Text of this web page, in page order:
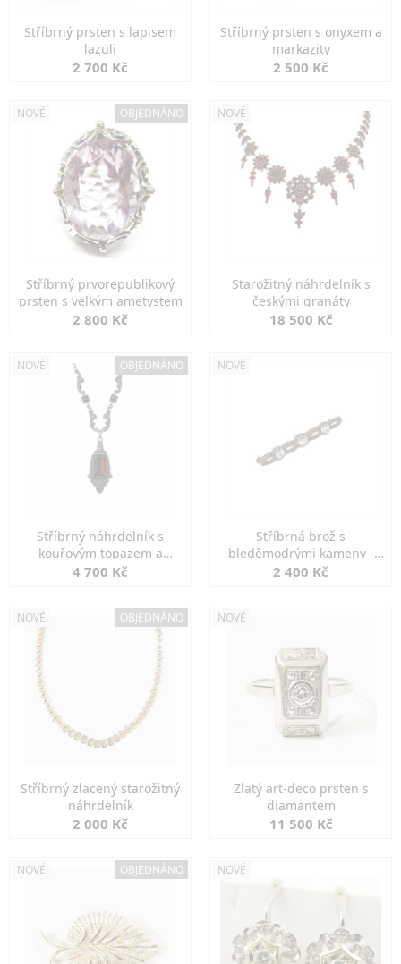
Stříbrný prsten s lapisem
lazuli
2 700 Kč
Stříbrný prsten s onyxem a
markazity
2 500 Kč
NOVÉ OBJEDNÁNO
Stříbrný prvorepublikový
prsten s velkým ametystem
2 800 Kč
NOVÉ
Starožitný náhrdelník s
českými granáty
18 500 Kč
NOVÉ OBJEDNÁNO
Stříbrný náhrdelník s
kouřovým topazem a
markazity
4 700 Kč
NOVÉ
Stříbrná brož s
bleděmodrými kameny -
jemná elegance
2 400 Kč
NOVÉ OBJEDNÁNO
Stříbrný zlacený starožitný
náhrdelník
2 000 Kč
NOVÉ
Zlatý art-deco prsten s
diamantem
11 500 Kč
NOVÉ OBJEDNÁNO NOVÉ